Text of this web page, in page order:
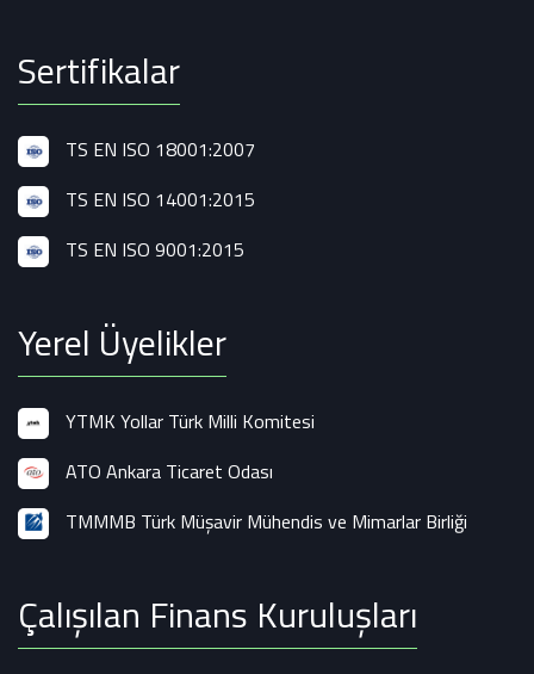
Sertifikalar
TS EN ISO 18001:2007
TS EN ISO 14001:2015
TS EN ISO 9001:2015
Yerel Üyelikler
YTMK Yollar Türk Milli Komitesi
ATO Ankara Ticaret Odası
TMMMB Türk Müşavir Mühendis ve Mimarlar Birliği
Çalışılan Finans Kuruluşları